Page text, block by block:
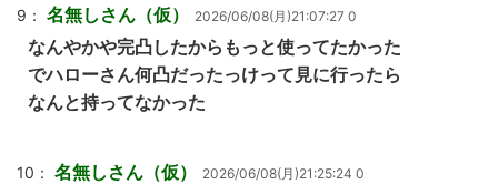
9： 名無しさん（仮） 2026/06/08(月)21:07:27 0
なんやかや完凸したからもっと使ってたかった
でハローさん何凸だったっけって見に行ったら
なんと持ってなかった
10： 名無しさん（仮） 2026/06/08(月)21:25:24 0